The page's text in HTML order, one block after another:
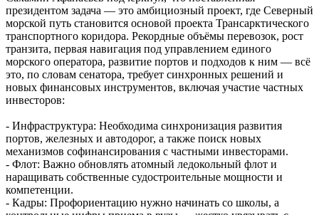
президентом задача — это амбициозный проект, где Северный
морской путь становится основой проекта Трансарктического
транспортного коридора. Рекордные объёмы перевозок, рост
транзита, первая навигация под управлением единого
морского оператора, развитие портов и подходов к ним — всё
это, по словам сенатора, требует синхронных решений и
новых финансовых инструментов, включая участие частных
инвесторов:
- Инфраструктура: Необходима синхронизация развития
портов, железных и автодорог, а также поиск новых
механизмов софинансирования с частными инвесторами.
- Флот: Важно обновлять атомный ледокольный флот и
наращивать собственные судостроительные мощности и
компетенции.
- Кадры: Профориентацию нужно начинать со школы, а